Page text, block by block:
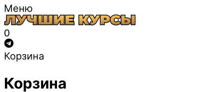
Меню
0
Корзина
Корзина